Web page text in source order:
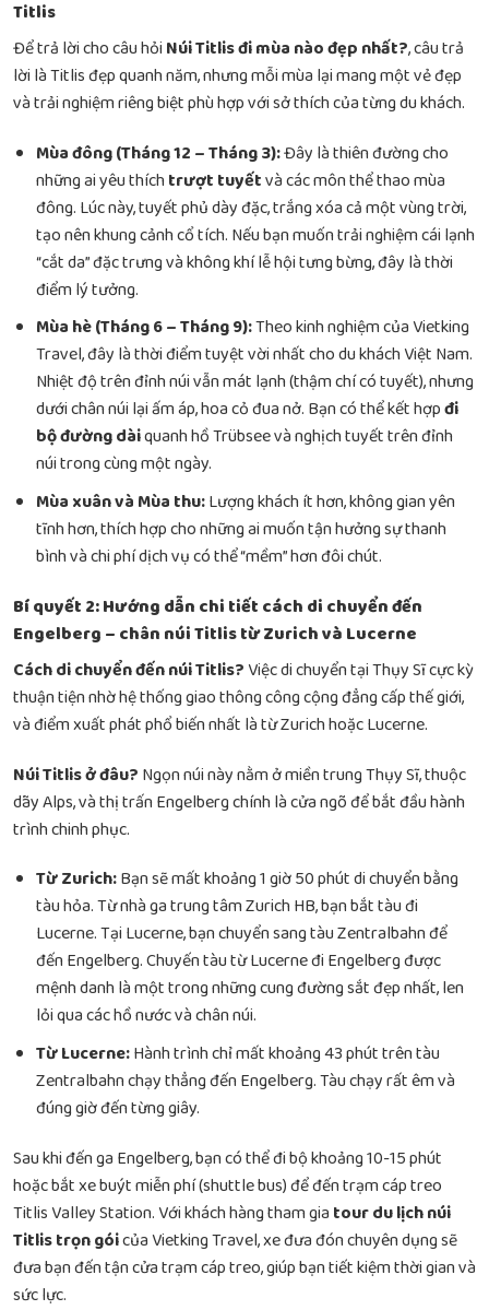
Titlis
Để trả lời cho câu hỏi Núi Titlis đi mùa nào đẹp nhất?, câu trả
lời là Titlis đẹp quanh năm, nhưng mỗi mùa lại mang một vẻ đẹp
và trải nghiệm riêng biệt phù hợp với sở thích của từng du khách.
Mùa đông (Tháng 12 – Tháng 3):Đây là thiên đường cho
những ai yêu thíchtrượt tuyếtvà các môn thể thao mùa
đông. Lúc này, tuyết phủ dày đặc, trắng xóa cả một vùng trời,
tạo nên khung cảnh cổ tích. Nếu bạn muốn trải nghiệm cái lạnh
“cắt da” đặc trưng và không khí lễ hội tưng bừng, đây là thời
điểm lý tưởng.
Mùa hè (Tháng 6 – Tháng 9):Theo kinh nghiệm của Vietking
Travel, đây là thời điểm tuyệt vời nhất cho du khách Việt Nam.
Nhiệt độ trên đỉnh núi vẫn mát lạnh (thậm chí có tuyết), nhưng
dưới chân núi lại ấm áp, hoa cỏ đua nở. Bạn có thể kết hợpđi
bộ đường dàiquanh hồ Trübsee và nghịch tuyết trên đỉnh
núi trong cùng một ngày.
Mùa xuân và Mùa thu:Lượng khách ít hơn, không gian yên
tĩnh hơn, thích hợp cho những ai muốn tận hưởng sự thanh
bình và chi phí dịch vụ có thể “mềm” hơn đôi chút.
Bí quyết 2: Hướng dẫn chi tiết cách di chuyển đến
Engelberg – chân núi Titlis từ Zurich và Lucerne
Cách di chuyển đến núi Titlis?Việc di chuyển tại Thụy Sĩ cực kỳ
thuận tiện nhờ hệ thống giao thông công cộng đẳng cấp thế giới,
và điểm xuất phát phổ biến nhất là từ Zurich hoặc Lucerne.
Núi Titlis ở đâu? Ngọn núi này nằm ở miền trung Thụy Sĩ, thuộc
dãy Alps, và thị trấn Engelberg chính là cửa ngõ để bắt đầu hành
trình chinh phục.
Từ Zurich:Bạn sẽ mất khoảng 1 giờ 50 phút di chuyển bằng
tàu hỏa. Từ nhà ga trung tâm Zurich HB, bạn bắt tàu đi
Lucerne. Tại Lucerne, bạn chuyển sang tàu Zentralbahn để
đến Engelberg. Chuyến tàu từ Lucerne đi Engelberg được
mệnh danh là một trong những cung đường sắt đẹp nhất, len
lỏi qua các hồ nước và chân núi.
Từ Lucerne:Hành trình chỉ mất khoảng 43 phút trên tàu
Zentralbahn chạy thẳng đến Engelberg. Tàu chạy rất êm và
đúng giờ đến từng giây.
Sau khi đến ga Engelberg, bạn có thể đi bộ khoảng 10-15 phút
hoặc bắt xe buýt miễn phí (shuttle bus) để đến trạm cáp treo
Titlis Valley Station. Với khách hàng tham gia tour du lịch núi
Titlis trọn góicủa Vietking Travel, xe đưa đón chuyên dụng sẽ
đưa bạn đến tận cửa trạm cáp treo, giúp bạn tiết kiệm thời gian và
sức lực.